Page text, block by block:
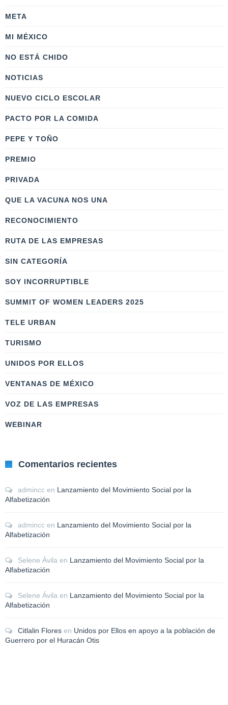
META
MI MÉXICO
NO ESTÁ CHIDO
NOTICIAS
NUEVO CICLO ESCOLAR
PACTO POR LA COMIDA
PEPE Y TOÑO
PREMIO
PRIVADA
QUE LA VACUNA NOS UNA
RECONOCIMIENTO
RUTA DE LAS EMPRESAS
SIN CATEGORÍA
SOY INCORRUPTIBLE
SUMMIT OF WOMEN LEADERS 2025
TELE URBAN
TURISMO
UNIDOS POR ELLOS
VENTANAS DE MÉXICO
VOZ DE LAS EMPRESAS
WEBINAR
Comentarios recientes
admincc en Lanzamiento del Movimiento Social por la
Alfabetización
admincc en Lanzamiento del Movimiento Social por la
Alfabetización
Selene Ávila en Lanzamiento del Movimiento Social por la
Alfabetización
Selene Ávila en Lanzamiento del Movimiento Social por la
Alfabetización
Citlalin Flores en Unidos por Ellos en apoyo a la población de
Guerrero por el Huracán Otis